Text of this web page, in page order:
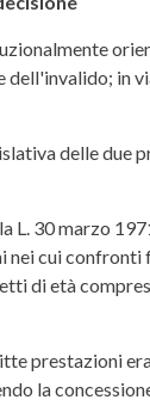
in
delle due
30 marzo
cui
di età
prestazioni
la